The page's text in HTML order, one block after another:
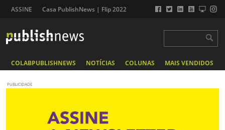
ASSINE Casa PublishNews | Flip 2022
COLABPUBLISHNEWS NOTÍCIAS COLUNAS MAIS VENDIDOS
PUBLICIDADE